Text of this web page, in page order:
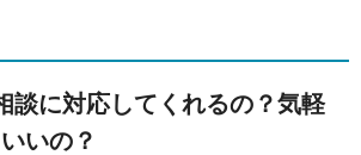
談に対応してくれるの？気軽
いの？